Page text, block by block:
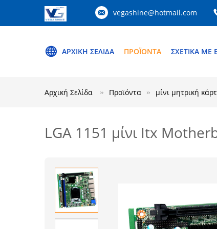
vegashine@hotmail.com
ΑΡΧΙΚΉ ΣΕΛΊΔΑ ΠΡΟΪΌΝΤΑ ΣΧΕΤΙΚΆ ΜΕ
Αρχική Σελίδα Προϊόντα μίνι μητρική
LGA 1151 μίνι Itx